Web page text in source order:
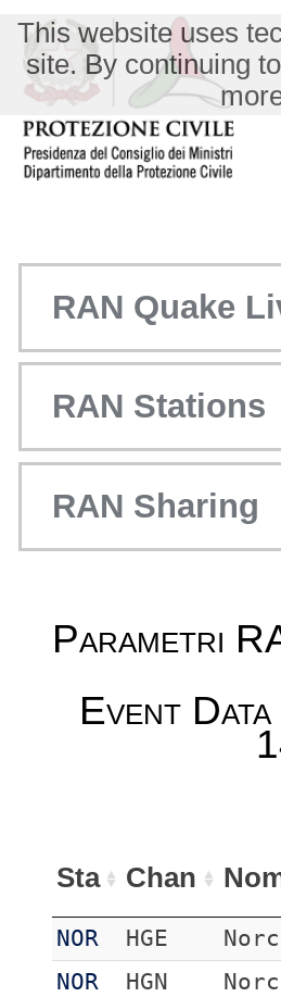
This website uses
site. By continuing
RAN Quake
RAN Stations
RAN Sharing
Parametri
Event
Sta Chan
NOR HGE
NOR
HGN